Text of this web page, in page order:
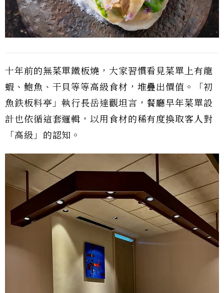
十年前的無菜單鐵板燒，大家習慣看見菜單上有龍
蝦、鮑魚、干貝等等高級食材，堆疊出價值。「初
魚鉄板料亭」執行長岳達觀坦言，餐廳早年菜單設
計也依循這套邏輯，以用食材的稀有度換取客人對
「高級」的認知。